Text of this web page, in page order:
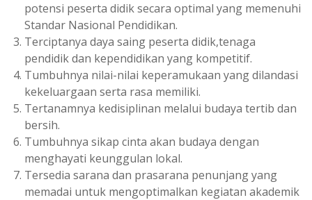
potensi peserta didik secara optimal yang memenuhi
Standar Nasional Pendidikan.
Terciptanya daya saing peserta didik,tenaga
pendidik dan kependidikan yang kompetitif.
Tumbuhnya nilai-nilai keperamukaan yang dilandasi
kekeluargaan serta rasa memiliki.
Tertanamnya kedisiplinan melalui budaya tertib dan
bersih.
Tumbuhnya sikap cinta akan budaya dengan
menghayati keunggulan lokal.
Tersedia sarana dan prasarana penunjang yang
memadai untuk mengoptimalkan kegiatan akademik